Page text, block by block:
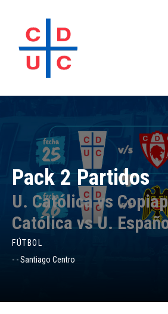
Pack 2 Partidos
U. Católica vs
Católica vs U.
FÚTBOL
- - Santiago Centro